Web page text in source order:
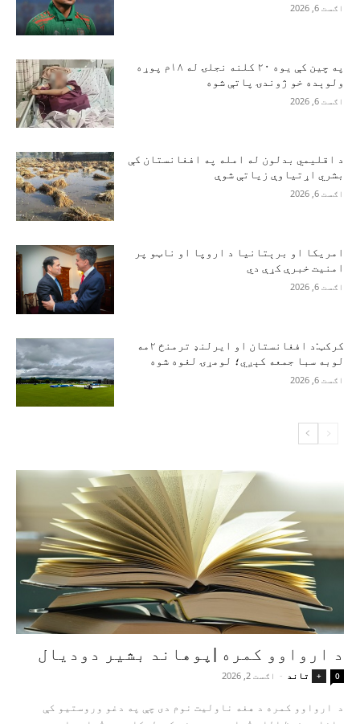
اګست 6, 2026
په چین کې یوه ۲۰ کلنه نجلۍ له ۱۸م پوړه
ولوېده خو ژوندۍ پاتې شوه
اګست 6, 2026
د اقلیمي بدلون له امله په افغانستان کې
بشري اړتیاوې زیاتې شوې
اګست 6, 2026
امریکا او برېتانیا د اروپا او ناټو پر
امنیت خبرې کړې دي
اګست 6, 2026
کرکټ:د افغانستان او ایرلنډ ترمنځ ۲مه
لوبه سبا جمعه کېږي؛ لومړۍ لغوه شوه
اګست 6, 2026
د ارواوو کمره |پوهاند بشیر دودیال
+ تاند - اګست 2, 2026 0
د ارواوو کمره د هغه ناولیت نوم دی چې په دغو وروستیو کې